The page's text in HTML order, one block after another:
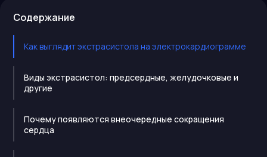
Содержание
Как выглядит экстрасистола на электрокардиограмме
Виды экстрасистол: предсердные, желудочковые и
другие
Почему появляются внеочередные сокращения
сердца